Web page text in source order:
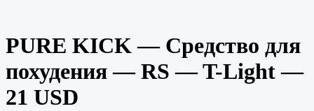
PURE KICK — Средство для
похудения — RS — T-Light —
21 USD